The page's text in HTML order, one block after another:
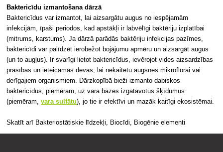
Baktericīdu izmantošana dārzā
Baktericīdus var izmantot, lai aizsargātu augus no iespējamām
infekcijām, īpaši periodos, kad apstākļi ir labvēlīgi baktēriju izplatībai
(mitrums, karstums). Ja dārzā parādās baktēriju infekcijas pazīmes,
baktericīdi var palīdzēt ierobežot bojājumu apmēru un aizsargāt augus
(un to augļus). Ir svarīgi lietot baktericīdus, ievērojot vides aizsardzības
prasības un ieteicamās devas, lai nekaitētu augsnes mikroflorai vai
derīgajiem organismiem. Dārzkopībā bieži izmanto dabiskos
baktericīdus, piemēram, uz vara bāzes izgatavotus šķīdumus
(piemēram,vara sulfātu), jo tie ir efektīvi un mazāk kaitīgi ekosistēmai.
Skatīt arī Bakteriostātiskie līdzekļi, Biocīdi, Biogēnie elementi